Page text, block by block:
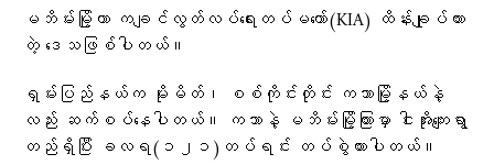
မဘိမ်းမြို့ဟာ ကချင်လွတ်လပ်ရေးတပ်မတော်(KIA) ထိန်းချုပ်ထား
တဲ့ ဒေသဖြစ်ပါတယ်။
ရှမ်းပြည်နယ်က မိုးမိတ်၊ စစ်ကိုင်းတိုင်း ကသာမြို့နယ်နဲ့
လည်း ဆက်စပ်နေပါတယ်။ ကသာနဲ့ မဘိမ်းမြို့ကြားမှာ ငါးအိုးကျေးရွာ
တည်ရှိပြီး ခလရ(၁၂၁)တပ်ရင်း တပ်စွဲထားပါတယ်။